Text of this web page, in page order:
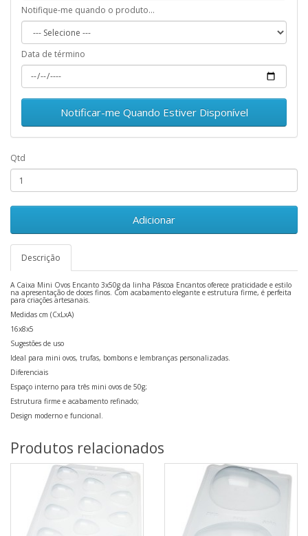
Notifique-me quando o produto...
Data de término
Notificar-me Quando Estiver Disponível
Qtd
Adicionar
Descrição
A Caixa Mini Ovos Encanto 3x50g da linha Páscoa Encantos oferece praticidade e estilo
na apresentação de doces finos. Com acabamento elegante e estrutura firme, é perfeita
para criações artesanais.
Medidas cm (CxLxA)
16x8x5
Sugestões de uso
Ideal para mini ovos, trufas, bombons e lembranças personalizadas.
Diferenciais
Espaço interno para três mini ovos de 50g;
Estrutura firme e acabamento refinado;
Design moderno e funcional.
Produtos relacionados